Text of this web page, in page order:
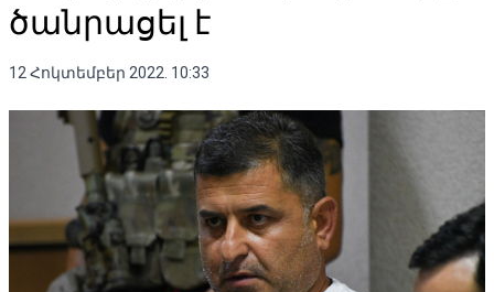
ծանրացել է
12 Հոկտեմբեր 2022. 10:33